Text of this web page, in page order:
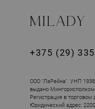
+375 (29)
ООО "ЛаРейна". УНП
выдано
Регистрация в торговом
Юридический адрес: